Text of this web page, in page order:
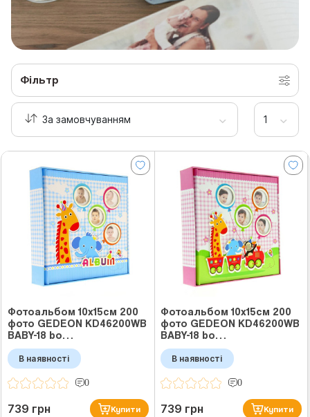
Фільтр
Фотоальбом 10x15см 200
фото GEDEON KD46200WB
BABY-18 bo…
В наявності
0
739 грн Купити
Фотоальбом 10x15см 200
фото GEDEON KD46200WB
BABY-18 bo…
В наявності
0
739 грн Купити